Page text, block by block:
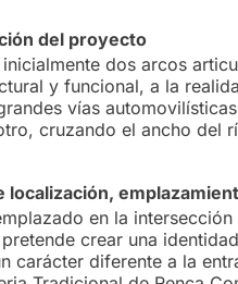
del proyecto
dos arcos
y funcional, a la
vías
cruzando el ancho del
localización,
en la
crear una
carácter diferente a la